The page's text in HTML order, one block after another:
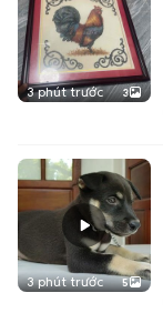
3 phút trước 3
3 phút trước 5